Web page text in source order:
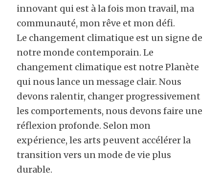
innovant qui est à la fois mon travail, ma
communauté, mon rêve et mon défi.
Le changement climatique est un signe de
notre monde contemporain. Le
changement climatique est notre Planète
qui nous lance un message clair. Nous
devons ralentir, changer progressivement
les comportements, nous devons faire une
réflexion profonde. Selon mon
expérience, les arts peuvent accélérer la
transition vers un mode de vie plus
durable.